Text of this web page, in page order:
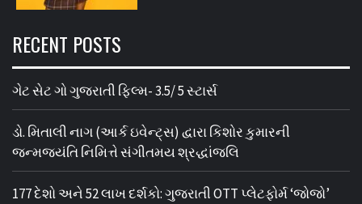
RECENT POSTS
ગેટ સેટ ગો ગુજરાતી ફિલ્મ- 3.5/ 5 સ્ટાર્સ
ડો. મિતાલી નાગ (આર્ક ઇવેન્ટ્સ) દ્વારા કિશોર કુમારની
જન્મજયંતિ નિમિત્તે સંગીતમય શ્રદ્ધાંજલિ
177 દેશો અને 52 લાખ દર્શકો: ગુજરાતી OTT પ્લેટફોર્મ ‘જોજો’